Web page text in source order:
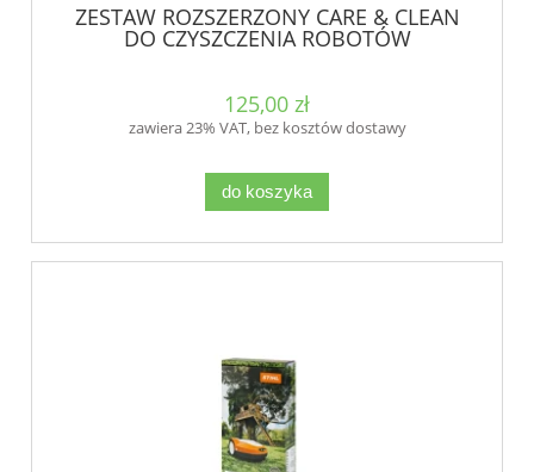
ZESTAW ROZSZERZONY CARE & CLEAN
DO CZYSZCZENIA ROBOTÓW
125,00 zł
zawiera 23% VAT, bez kosztów dostawy
do koszyka